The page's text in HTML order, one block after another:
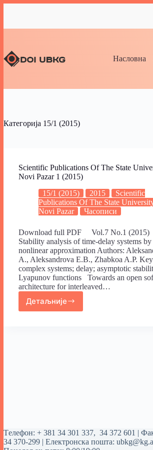
Насловна
Категорија 15/1 (2015)
Scientific Publications Of The State
Novi Pazar 1 (2015)
15/1 (2015)
2015
Scientific
Publications Of The State
Novi Pazar
Часописи
Download full PDF Vol.7 No.1 (2015)
Stability analysis of time-delay systems by
nonlinear approximation Authors:
A., Aleksandrova E.B., Zhabkoa A.P.
complex systems; delay; asymptotic
Lyapunov functions Towards an open
architecture for interleaved…
Детаљније
Tелефон: + 381 34 301 337, 34 372 601 |
34 370-299 | Електронска пошта: